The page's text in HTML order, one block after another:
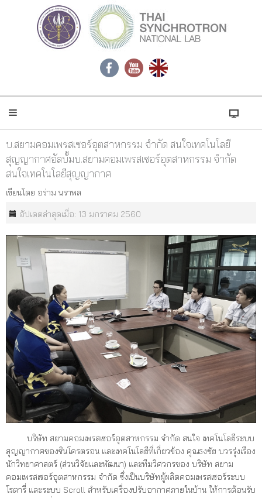
บ.สยามคอมเพรสเซอร์อุตสาหกรรม จำกัด สนใจเทคโนโลยี
สุญญากาศอัลบั้มบ.สยามคอมเพรสเซอร์อุตสาหกรรม จำกัด
สนใจเทคโนโลยีสุญญากาศ
เขียนโดย อร่าม นราพล
อัปเดตล่าสุดเมื่อ: 13 มกราคม 2560
บริษัท สยามคอมเพรสเซอร์อุตสาหกรรม จำกัด สนใจ เทคโนโลยีระบบ
สุญญากาศของซินโครตรอน และเทคโนโลยีที่เกี่ยวข้อง คุณธงชัย บวรรุ่งเรือง
นักวิทยาศาสตร์ (ส่วนวิจัยและพัฒนา) และทีมวิศวกรของ บริษัท สยาม
คอมเพรสเซอร์อุตสาหกรรม จำกัด ซึ่งเป็นบริษัทผู้ผลิตคอมเพรสเซอร์ระบบ
โรตารี่ และระบบ Scroll สำหรับเครื่องปรับอากาศภายในบ้าน ให้การต้อนรับ